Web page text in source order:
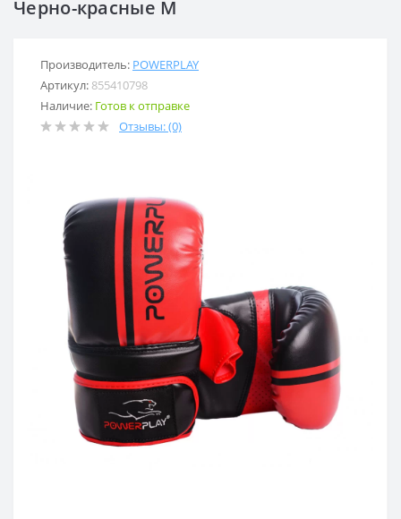
Черно-красные M
Производитель: POWERPLAY
Артикул: 855410798
Наличие: Готов к отправке
Отзывы: (0)